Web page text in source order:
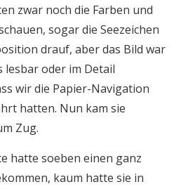
zwar noch die Farben und
sogar die Seezeichen
drauf, aber das Bild war
lesbar oder im Detail
wir die Papier-Navigation
hatten. Nun kam sie
Zug.
hatte soeben einen ganz
kaum hatte sie in